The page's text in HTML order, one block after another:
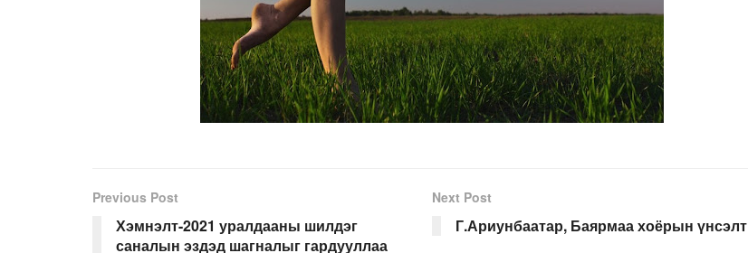
Previous Post
Хэмнэлт-2021 уралдааны шилдэг
саналын эздэд шагналыг гардууллаа
Next Post
Г.Ариунбаатар, Баярмаа хоёрын үнсэлт